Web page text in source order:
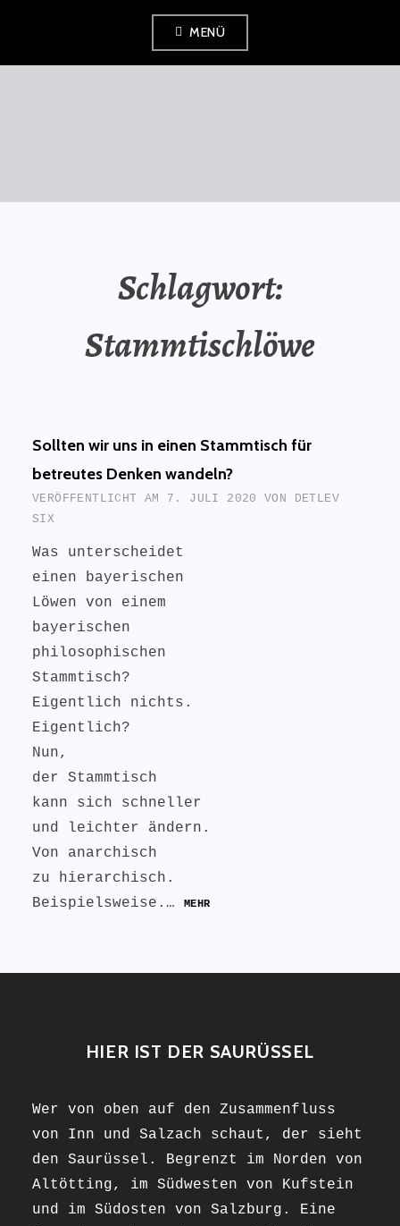
springen
MENÜ
Schlagwort:
Stammtischlöwe
Sollten wir uns in einen Stammtisch für
betreutes Denken wandeln?
VERÖFFENTLICHT AM 7. JULI 2020 VON DETLEV
SIX
Was unterscheidet
einen bayerischen
Löwen von einem
bayerischen
philosophischen
Stammtisch?
Eigentlich nichts.
Eigentlich?
Nun,
der Stammtisch
kann sich schneller
und leichter ändern.
Von anarchisch
zu hierarchisch.
Beispielsweise.…
MEHR
HIER IST DER SAURÜSSEL
Wer von oben auf den Zusammenfluss
von Inn und Salzach schaut, der sieht
den Saurüssel. Begrenzt im Norden von
Altötting, im Südwesten von Kufstein
und im Südosten von Salzburg. Eine